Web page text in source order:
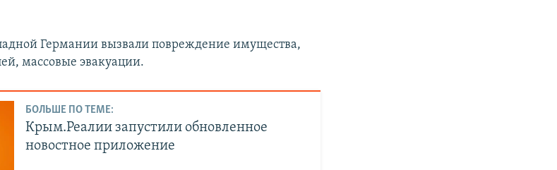
Германии вызвали повреждение имущества,
массовые эвакуации.
БОЛЬШЕ ПО ТЕМЕ:
Крым.Реалии запустили обновленное
новостное приложение